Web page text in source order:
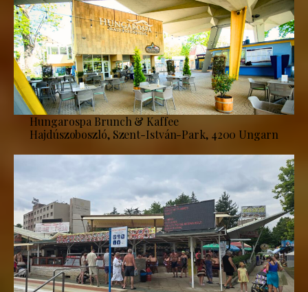
Hungarospa Brunch & Kaffee
Hajdúszoboszló, Szent-István-Park, 4200 Ungarn